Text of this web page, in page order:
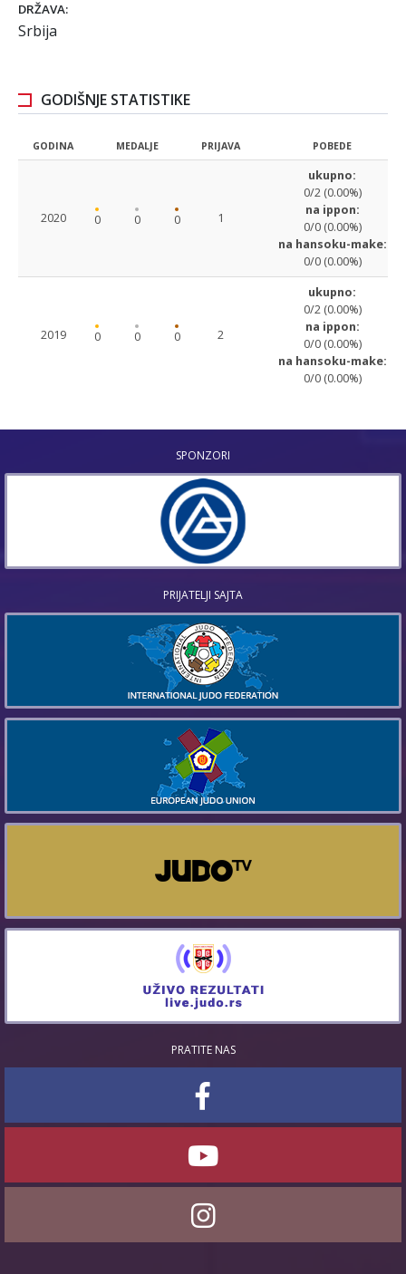
DRŽAVA:
Srbija
GODIŠNJE STATISTIKE
GODINA MEDALJE PRIJAVA POBEDE
2020 0 0 0 1
ukupno:
0/2 (0.00%)
na ippon:
0/0 (0.00%)
na hansoku-make:
0/0 (0.00%)
2019 0 0 0 2
ukupno:
0/2 (0.00%)
na ippon:
0/0 (0.00%)
na hansoku-make:
0/0 (0.00%)
SPONZORI
PRIJATELJI SAJTA
PRATITE NAS